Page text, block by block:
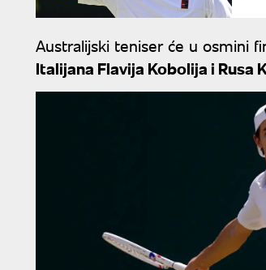
Australijski teniser će u osmini
Italijana Flavija Kobolija i Rusa